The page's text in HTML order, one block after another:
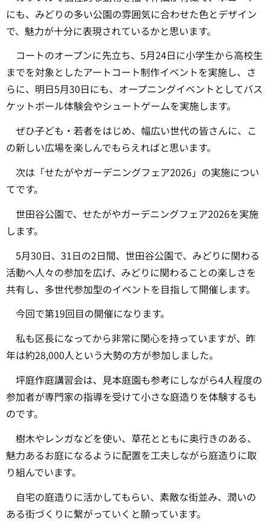
にも、みどりの多い公園の雰囲気に合わせた色とデザイン
で、魅力が十分に表現されているかと思います。
コートのオープンに先立ち、5月24日に小学生から高校生
までを対象としたアートコート制作イベントを実施し、さ
らに、明日5月30日にも、オープニングイベントとしてバス
ケットボール体験会やシュートゲームを実施します。
ぜひ子ども・若者をはじめ、幅広い世代の皆さんに、こ
の新しい広場を楽しんでもらえればと思います。
次は「せたがやガーデニングフェア2026」の実施につい
てです。
世田谷公園で、せたがやガーデニングフェア2026を実施
します。
5月30日、31日の2日間、世田谷公園で、みどりに関わる
活動へ人々の参加を広げ、みどりに関わることの楽しさを
共有し、多世代参加型のイベントを目指して開催します。
今回で第19回目の開催になります。
私も区長になってから非常に関心を持っていますが、昨
年は約28,000人という大勢の方が参加しました。
坪庭作庭講習会は、見本庭園も参考にしながら4人程度の
参加者が専門家の指導を受けて小さな庭造りを体験するも
のです。
樹木やレンガなどを使い、草花とともに奥行きのある、
魅力あるお庭になるように配置を工夫しながら庭造りに取
り組んでいます。
自宅の庭造りに活かしてもらい、素敵な街並み、潤いの
ある街づくりに繋がっていくと願っています。